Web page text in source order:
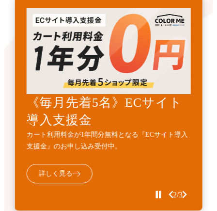
《先着3名》ECサイトリニ
ューアル支援金
カート利用料金1年間無料とECサイト構築費用
10%OFFの『ECサイトサイトリニューアル支援金』受
詳しく見る
《毎月先着5名》ECサイト
導入支援金
カート利用料金が1年間分無料となる『ECサイト導入
支援金』のお申し込み受付中。
詳しく見る
開発・API連携代行サービ
ス
標準機能に加えて、業務フローに合わせた外部連携・
機能追加などの個別開発を代行するサービスです。
詳しく見る
3/3